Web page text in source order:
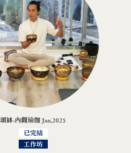
頌缽-內觀瑜伽 Jan,2025
已完結
工作坊